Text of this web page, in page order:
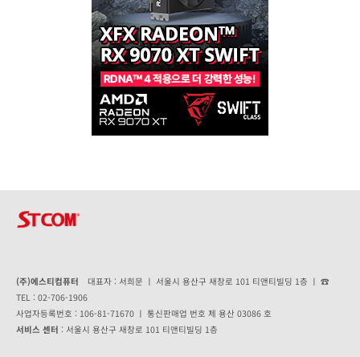
(주)에스티컴퓨터 대표자 : 서희문 ㅣ 서울시 용산구 새창로 101 티앤티빌딩 1층 ㅣ ☎
TEL : 02-706-1906
사업자등록번호 : 106-81-71670 ㅣ 통신판매업 번호 제 용산 03086 호
서비스 센터 : 서울시 용산구 새창로 101 티앤티빌딩 1층